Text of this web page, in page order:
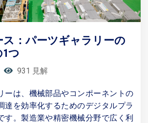
ス：パーツギャラリーの
つ
931 見解
ーは、機械部品やコンポーネントの
達を効率化するためのデジタルプラ
す。製造業や精密機械分野で広く利